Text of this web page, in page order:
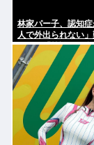
林家パー子、認知
人で外出られない」
ペーと「筆談」…自
約1年